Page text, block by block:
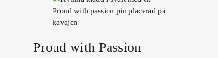
Proud with Passion